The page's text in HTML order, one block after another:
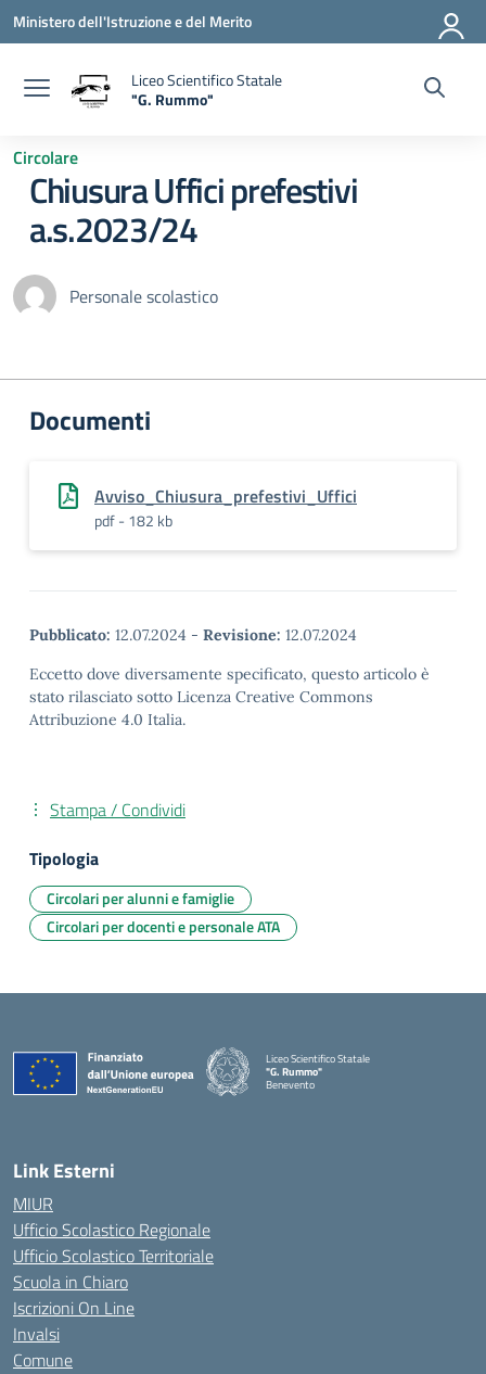
Vai ai contenuti
Vai al menu di navigazione
Vai al footer
Ministero dell'Istruzione e del Merito
Liceo Scientifico Statale
"G. Rummo"
Circolare
Chiusura Uffici prefestivi
a.s.2023/24
Personale scolastico
Documenti
Avviso_Chiusura_prefestivi_Uffici
pdf - 182 kb
Pubblicato: 12.07.2024 - Revisione: 12.07.2024
Eccetto dove diversamente specificato, questo articolo è
stato rilasciato sotto Licenza Creative Commons
Attribuzione 4.0 Italia.
Stampa / Condividi
Tipologia
Circolari per alunni e famiglie
Circolari per docenti e personale ATA
Liceo Scientifico Statale
"G. Rummo"
Benevento
Link Esterni
MIUR
Ufficio Scolastico Regionale
Ufficio Scolastico Territoriale
Scuola in Chiaro
Iscrizioni On Line
Invalsi
Comune